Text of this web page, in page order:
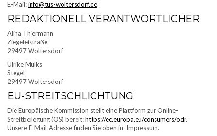
E-Mail:info@tus-woltersdorf.de
REDAKTIONELL VERANTWORTLICHER
Alina Thiermann
Ziegeleistraße
29497 Woltersdorf
Ulrike Mulks
Stegel
29497 Woltersdorf
EU-STREITSCHLICHTUNG
Die Europäische Kommission stellt eine Plattform zur Online-
Streitbeilegung (OS) bereit:https://ec.europa.eu/consumers/odr.
Unsere E-Mail-Adresse finden Sie oben im Impressum.